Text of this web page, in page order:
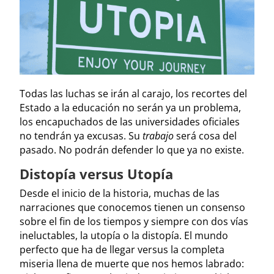
Todas las luchas se irán al carajo, los recortes del
Estado a la educación no serán ya un problema,
los encapuchados de las universidades oficiales
no tendrán ya excusas. Sutrabajoserá cosa del
pasado. No podrán defender lo que ya no existe.
Distopía versus Utopía
Desde el inicio de la historia, muchas de las
narraciones que conocemos tienen un consenso
sobre el fin de los tiempos y siempre con dos vías
ineluctables, la utopía o la distopía. El mundo
perfecto que ha de llegar versus la completa
miseria llena de muerte que nos hemos labrado: